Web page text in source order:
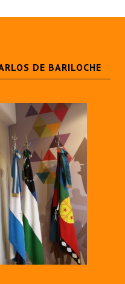
DE BARILOCHE